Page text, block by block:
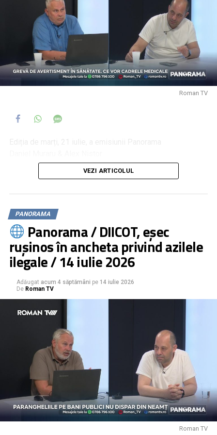
Roman TV
Grevă de avertisment în Sănătate. Ce vor cadrele
Încă un pas spre oficializarea aripii PNL pro PSD
VEZI ARTICOLUL
PANORAMA
Panorama / DIICOT, eșec
rușinos în ancheta privind azilele
ilegale / 14 iulie 2026
Adăugat acum 4 săptămâni pe 14 iulie 2026
De Roman TV
Roman TV